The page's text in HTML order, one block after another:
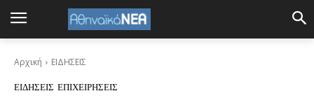
Αρχική ΕΙΔΗΣΕΙΣ
ΕΙΔΗΣΕΙΣ ΕΠΙΧΕΙΡΗΣΕΙΣ